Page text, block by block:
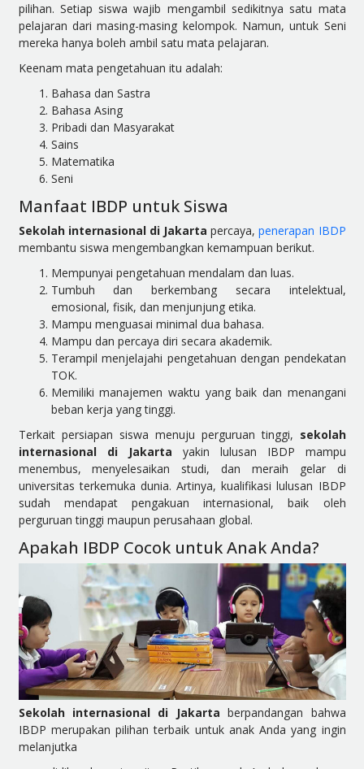
pilihan. Setiap siswa wajib mengambil sedikitnya satu mata
pelajaran dari masing-masing kelompok. Namun, untuk Seni
mereka hanya boleh ambil satu mata pelajaran.
Keenam mata pengetahuan itu adalah:
Bahasa dan Sastra
Bahasa Asing
Pribadi dan Masyarakat
Sains
Matematika
Seni
Manfaat IBDP untuk Siswa
Sekolah internasional di Jakartapercaya,penerapan IBDP
membantu siswa mengembangkan kemampuan berikut.
Mempunyai pengetahuan mendalam dan luas.
Tumbuh dan berkembang secara intelektual,
emosional, fisik, dan menjunjung etika.
Mampu menguasai minimal dua bahasa.
Mampu dan percaya diri secara akademik.
Terampil menjelajahi pengetahuan dengan pendekatan
TOK.
Memiliki manajemen waktu yang baik dan menangani
beban kerja yang tinggi.
Terkait persiapan siswa menuju perguruan tinggi, sekolah
internasional di Jakarta yakin lulusan IBDP mampu
menembus, menyelesaikan studi, dan meraih gelar di
universitas terkemuka dunia. Artinya, kualifikasi lulusan IBDP
sudah mendapat pengakuan internasional, baik oleh
perguruan tinggi maupun perusahaan global.
Apakah IBDP Cocok untuk Anak Anda?
Sekolah internasional di Jakartaberpandangan bahwa
IBDP merupakan pilihan terbaik untuk anak Anda yang ingin
melanjutka